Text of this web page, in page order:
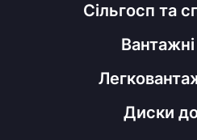
Сільгосп та
Диски